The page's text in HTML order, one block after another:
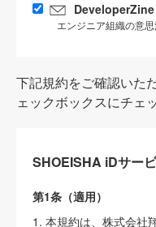
エンジニア組織の意
下記規約をご確認いた
ェックボックスにチェ
SHOEISHA iDサー
第1条（適用）
1. 本規約は、株式会社